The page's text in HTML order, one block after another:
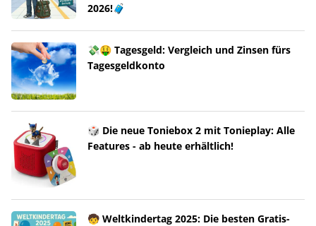
2026!🧳
💸🤑 Tagesgeld: Vergleich und Zinsen fürs
Tagesgeldkonto
🎲 Die neue Toniebox 2 mit Tonieplay: Alle
Features - ab heute erhältlich!
🧒 Weltkindertag 2025: Die besten Gratis-